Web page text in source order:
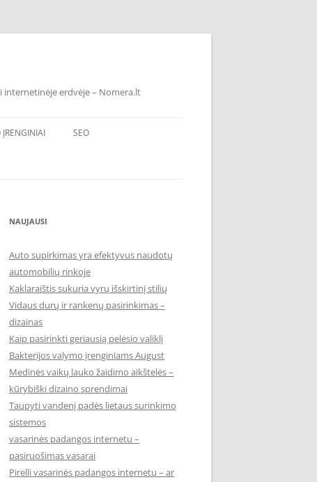
internetinėje erdvėje – Nomera.lt
SEO
NAUJAUSI
Auto supirkimas yra efektyvus naudotų
automobilių rinkoje
Kaklaraištis sukuria vyrų išskirtinį stilių
Vidaus durų ir rankenų pasirinkimas –
dizainas
Kaip pasirinkti geriausią pelėsio valiklį
Bakterijos valymo įrenginiams August
Medinės vaikų lauko žaidimo aikštelės –
kūrybiški dizaino sprendimai
Taupyti vandenį padės lietaus surinkimo
sistemos
vasarinės padangos internetu –
pasiruošimas vasarai
Pirelli vasarinės padangos internetu – ar